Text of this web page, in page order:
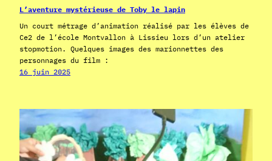
L’aventure mystérieuse de Toby le lapin
Un court métrage d’animation réalisé par les élèves de
Ce2 de l’école Montvallon à Lissieu lors d’un atelier
stopmotion. Quelques images des marionnettes des
personnages du film :
16 juin 2025